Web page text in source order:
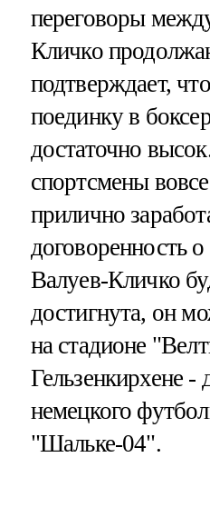
переговоры
Кличко
подтверждает,
поединку в
достаточно
спортсмены
прилично
договоренность
Валуев-Кличко
достигнута, он
на стадионе
Гельзенкирхене
немецкого
"Шальке-04".